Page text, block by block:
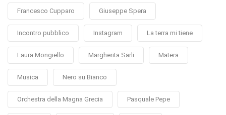
Francesco Cupparo Giuseppe Spera
Incontro pubblico Instagram La terra mi tiene
Laura Mongiello Margherita Sarli Matera
Musica Nero su Bianco
Orchestra della Magna Grecia Pasquale Pepe